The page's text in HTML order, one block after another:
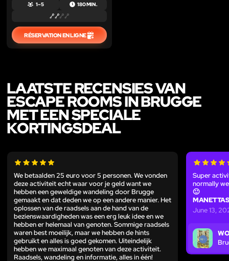
1 – 5 180 MIN.
RÉSERVATION EN LIGNE
LAATSTE RECENSIES VAN
ESCAPE ROOMS IN BRUGGE
MET EEN SPECIALE
KORTINGSDEAL
We betaalden 25 euro voor 5 personen. We vonden
deze activiteit echt waar voor je geld want we
hebben een geweldige wandeling door Brugge
gemaakt en dat deden we op een andere manier. Het
oplossen van de raadsels aan de hand van de
bezienswaardigheden was een erg leuk idee en we
hebben er helemaal van genoten. Sommige raadsels
waren best moeilijk, maar we hebben de hints
gebruikt en alles is goed gekomen. Uiteindelijk
hebben we maximaal genoten van deze activiteit.
Raadsels, wandeling en informatie, alles in één!
Super
normally
🙂
June 13,